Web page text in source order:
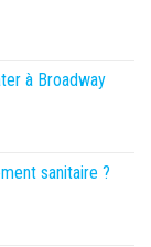
à Broadway
sanitaire ?